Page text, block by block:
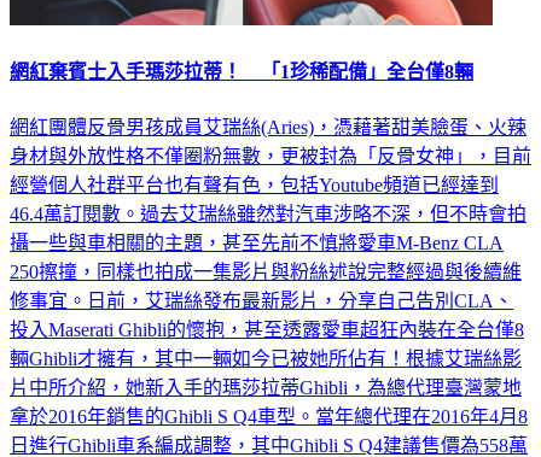
網紅棄賓士入手瑪莎拉蒂！ 「1珍稀配備」全台僅8輛
網紅團體反骨男孩成員艾瑞絲(Aries)，憑藉著甜美臉蛋、火辣
身材與外放性格不僅圈粉無數，更被封為「反骨女神」，目前
經營個人社群平台也有聲有色，包括Youtube頻道已經達到
46.4萬訂閱數。過去艾瑞絲雖然對汽車涉略不深，但不時會拍
攝一些與車相關的主題，甚至先前不慎將愛車M-Benz CLA
250擦撞，同樣也拍成一集影片與粉絲述說完整經過與後續維
修事宜。日前，艾瑞絲發布最新影片，分享自己告別CLA、
投入Maserati Ghibli的懷抱，甚至透露愛車超狂內裝在全台僅8
輛Ghibli才擁有，其中一輛如今已被她所佔有！根據艾瑞絲影
片中所介紹，她新入手的瑪莎拉蒂Ghibli，為總代理臺灣蒙地
拿於2016年銷售的Ghibli S Q4車型。當年總代理在2016年4月8
日進行Ghibli車系編成調整，其中Ghibli S Q4建議售價為558萬